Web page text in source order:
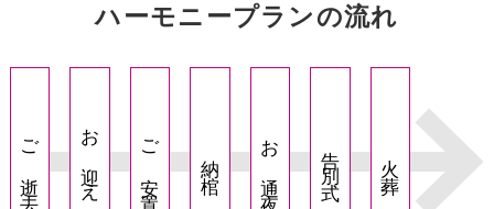
ハーモニープランの流れ
ご逝去 お迎え ご安置 納棺 お通夜 告別式 火葬